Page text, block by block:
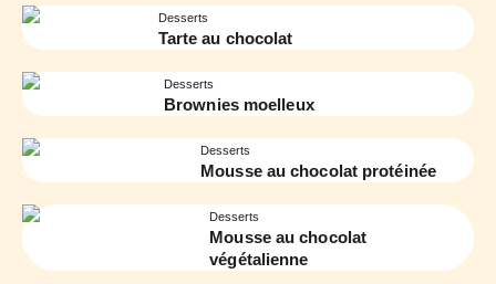
Desserts
Tarte au chocolat
Desserts
Brownies moelleux
Desserts
Mousse au chocolat protéinée
Desserts
Mousse au chocolat
végétalienne